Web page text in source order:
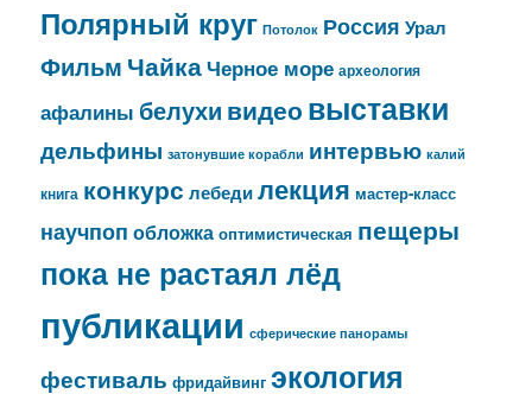
Полярный круг Потолок Россия Урал
Фильм ЧайкаЧерное море археология
афалины белухи видеовыставки
дельфины затонувшие корабли интервью калий
книга конкурс лебеди лекция мастер-класс
научпоп обложка оптимистическая пещеры
пока не растаял лёд
публикации сферические панорамы
фестиваль фридайвинг экология